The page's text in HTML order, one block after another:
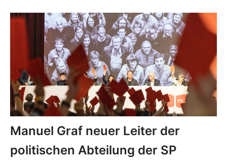
Manuel Graf neuer Leiter der
politischen Abteilung der SP